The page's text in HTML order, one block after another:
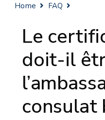
Home FAQ
Le
doit-il
consulat